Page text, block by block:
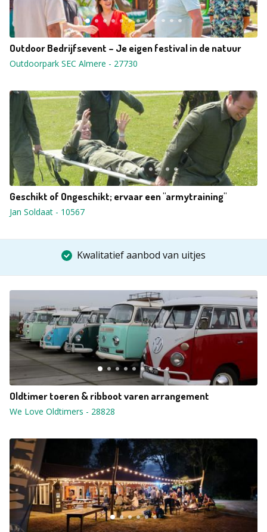
Outdoor Bedrijfsevent – Je eigen festival in de natuur
Outdoorpark SEC Almere - 27730
Geschikt of Ongeschikt; ervaar een "armytraining"
Jan Soldaat - 10567
Kwalitatief aanbod van uitjes
Oldtimer toeren & ribboot varen arrangement
We Love Oldtimers - 28828